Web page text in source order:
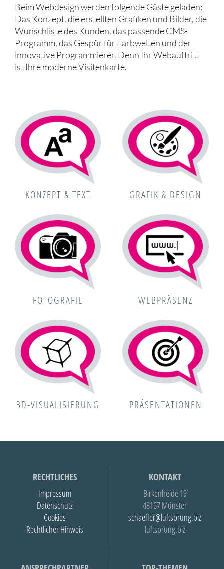
Beim Webdesign werden folgende Gäste geladen:
Das Konzept, die erstellten Grafiken und Bilder, die
Wunschliste des Kunden, das passende CMS-
Programm, das Gespür für Farbwelten und der
innovative Programmierer. Denn Ihr Webauftritt
ist Ihre moderne Visitenkarte.
KONZEPT & TEXT GRAFIK & DESIGN
FOTOGRAFIE WEBPRÄSENZ
3D-VISUALISIERUNG PRÄSENTATIONEN
RECHTLICHES
Impressum
Datenschutz
Cookies
Rechtlicher Hinweis
KONTAKT
Birkenheide 19
48167 Münster
schaeffer@luftsprung.biz
luftsprung.biz